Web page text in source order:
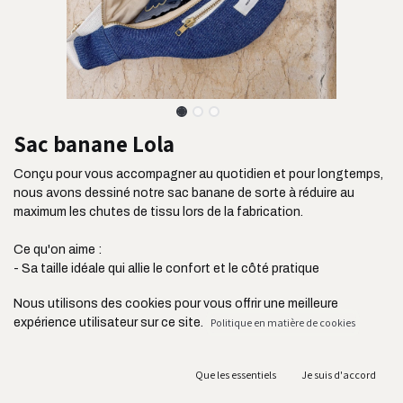
Sac banane Lola
Conçu pour vous accompagner au quotidien et pour longtemps,
nous avons dessiné notre sac banane de sorte à réduire au
maximum les chutes de tissu lors de la fabrication.
Ce qu'on aime :
- Sa taille idéale qui allie le confort et le côté pratique
- Sa poche plaquée située à l'avant pour ranger vos clés, votre
carte de transport ou vos écouteurs
- Sa fabrication au Portugal et en circuit court acheminé en
Nous utilisons des cookies pour vous offrir une meilleure
expérience utilisateur sur ce site.
Politique en matière de cookies
Que les essentiels Je suis d'accord